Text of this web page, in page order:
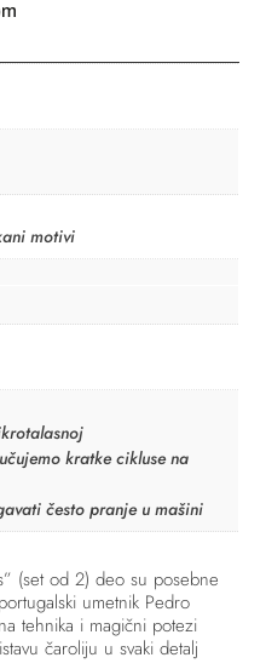
motivi
kratke cikluse na
često pranje u mašini
(set od 2) deo su posebne
umetnik Pedro
tehnika i magični potezi
čaroliju u svaki detalj